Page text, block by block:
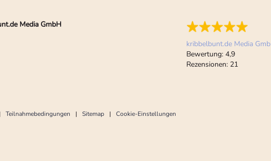
Media GmbH
Teilnahmebedingungen Sitemap Cookie-Einstellungen
kribbelbunt.de Media
Bewertung: 4,9
Rezensionen: 21